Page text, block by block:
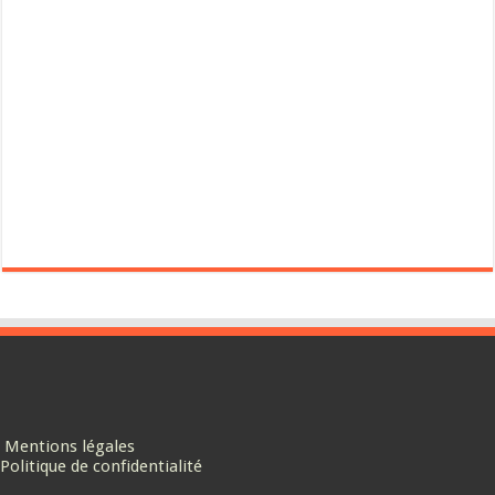
Mentions légales
Politique de confidentialité